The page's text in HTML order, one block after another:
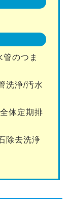
のつま
洗浄/汚水
体定期排
除去洗浄